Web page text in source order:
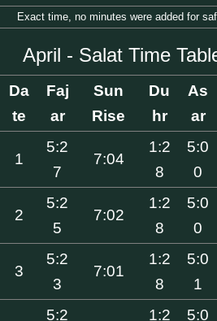
Exact time, no minutes were added for
April - Salat Time
Da
te
Faj
ar
Sun
Rise
Du
hr
As
ar
1
5:2
7
7:04
1:2
8
5:0
0
2
5:2
5
7:02
1:2
8
5:0
0
3
5:2
3
7:01
1:2
8
5:0
1
5:2 1:2 5:0